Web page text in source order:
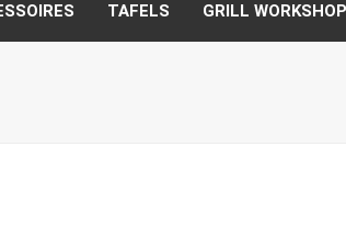
TAFELS GRILL WORKSHOP